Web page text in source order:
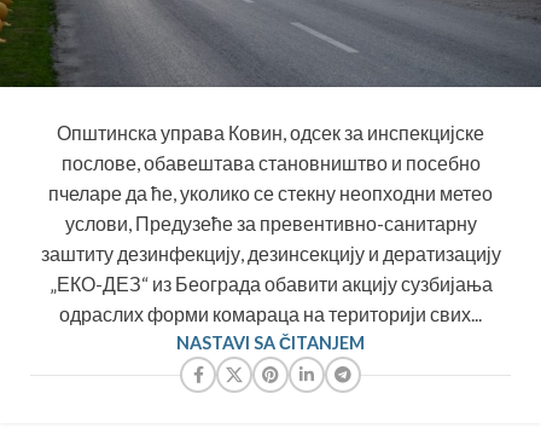
Општинска управа Ковин, одсек за инспекцијске
послове, обавештава становништво и посебно
пчеларе да ће, уколико се стекну неопходни метео
услови, Предузеће за превентивно-санитарну
заштиту дезинфекцију, дезинсекцију и дератизацију
„ЕКО-ДЕЗ“ из Београда обавити акцију сузбијања
одраслих форми комараца на територији свих...
NASTAVI SA ČITANJEM